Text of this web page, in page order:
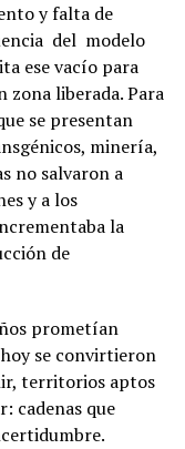
y falta de
del modelo
ese vacío para
liberada. Para
se presentan
minería,
no salvaron a
y a los
la
de
prometían
se convirtieron
territorios aptos
cadenas que